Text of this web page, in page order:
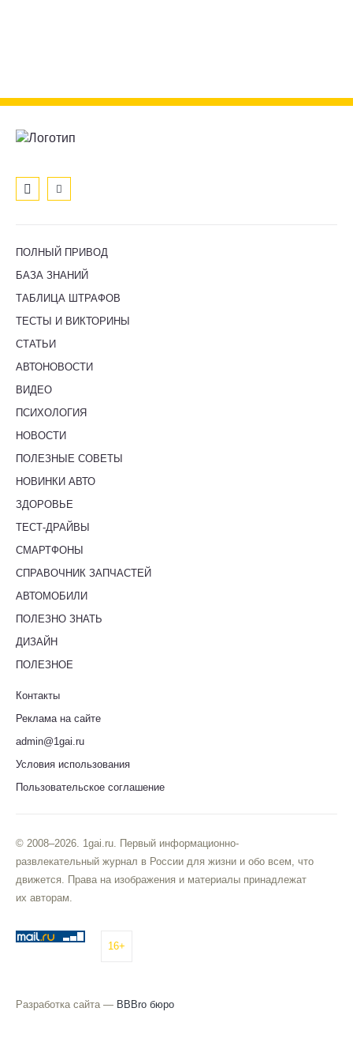
ПОЛНЫЙ ПРИВОД
БАЗА ЗНАНИЙ
ТАБЛИЦА ШТРАФОВ
ТЕСТЫ И ВИКТОРИНЫ
СТАТЬИ
АВТОНОВОСТИ
ВИДЕО
ПСИХОЛОГИЯ
НОВОСТИ
ПОЛЕЗНЫЕ СОВЕТЫ
НОВИНКИ АВТО
ЗДОРОВЬЕ
ТЕСТ-ДРАЙВЫ
СМАРТФОНЫ
СПРАВОЧНИК ЗАПЧАСТЕЙ
АВТОМОБИЛИ
ПОЛЕЗНО ЗНАТЬ
ДИЗАЙН
ПОЛЕЗНОЕ
Контакты
Реклама на сайте
admin@1gai.ru
Условия использования
Пользовательское соглашение
© 2008–2026. 1gai.ru. Первый информационно-
развлекательный журнал в России для жизни и обо всем, что
движется. Права на изображения и материалы принадлежат
их авторам.
16+
Разработка сайта — BBBro бюро